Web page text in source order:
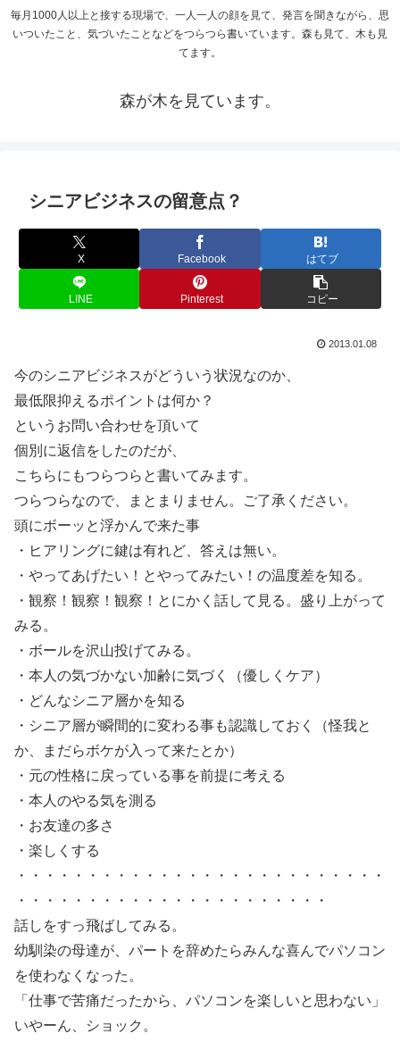
毎月1000人以上と接する現場で、一人一人の顔を見て、発言を聞きながら、思
いついたこと、気づいたことなどをつらつら書いています。森も見て、木も見
てます。
森が木を見ています。
シニアビジネスの留意点？
X Facebook はてブ
LINE Pinterest コピー
2013.01.08
今のシニアビジネスがどういう状況なのか、
最低限抑えるポイントは何か？
というお問い合わせを頂いて
個別に返信をしたのだが、
こちらにもつらつらと書いてみます。
つらつらなので、まとまりません。ご了承ください。
頭にボーッと浮かんで来た事
・ヒアリングに鍵は有れど、答えは無い。
・やってあげたい！とやってみたい！の温度差を知る。
・観察！観察！観察！とにかく話して見る。盛り上がって
みる。
・ボールを沢山投げてみる。
・本人の気づかない加齢に気づく（優しくケア）
・どんなシニア層かを知る
・シニア層が瞬間的に変わる事も認識しておく（怪我と
か、まだらボケが入って来たとか）
・元の性格に戻っている事を前提に考える
・本人のやる気を測る
・お友達の多さ
・楽しくする
・・・・・・・・・・・・・・・・・・・・・・・・・・
・・・・・・・・・・・・・・・・・・・・・・
話しをすっ飛ばしてみる。
幼馴染の母達が、パートを辞めたらみんな喜んでパソコン
を使わなくなった。
「仕事で苦痛だったから、パソコンを楽しいと思わない」
いやーん、ショック。